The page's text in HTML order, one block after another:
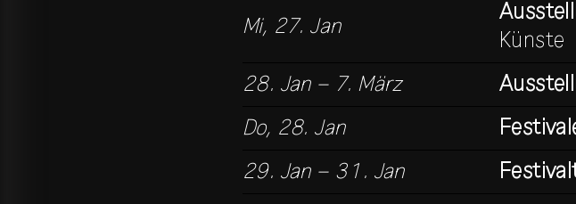
Mi, 27. Jan
Künste
28. Jan – 7. März
Do, 28. Jan
29. Jan – 31. Jan